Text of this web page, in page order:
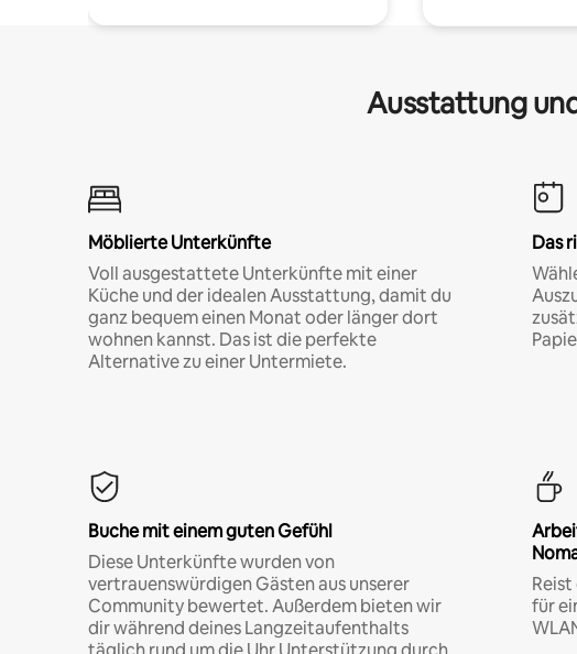
Ausstattung
Möblierte Unterkünfte
Voll ausgestattete Unterkünfte mit einer
Küche und der idealen Ausstattung, damit du
ganz bequem einen Monat oder länger dort
wohnen kannst. Das ist die perfekte
Alternative zu einer Untermiete.
Das
Buche mit einem guten Gefühl
Diese Unterkünfte wurden von
vertrauenswürdigen Gästen aus unserer
Community bewertet. Außerdem bieten wir
dir während deines Langzeitaufenthalts
für